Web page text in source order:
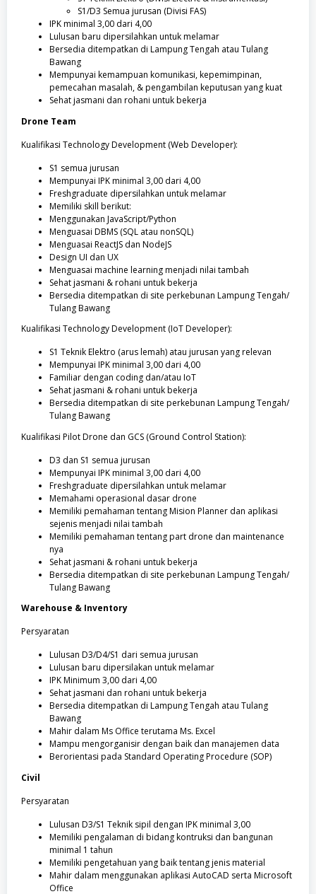
S1/D3 Semua jurusan (Divisi FAS)
IPK minimal 3,00 dari 4,00
Lulusan baru dipersilahkan untuk melamar
Bersedia ditempatkan di Lampung Tengah atau Tulang
Bawang
Mempunyai kemampuan komunikasi, kepemimpinan,
pemecahan masalah, & pengambilan keputusan yang kuat
Sehat jasmani dan rohani untuk bekerja
Drone Team
Kualifikasi Technology Development (Web Developer):
S1 semua jurusan
Mempunyai IPK minimal 3,00 dari 4,00
Freshgraduate dipersilahkan untuk melamar
Memiliki skill berikut:
Menggunakan JavaScript/Python
Menguasai DBMS (SQL atau nonSQL)
Menguasai ReactJS dan NodeJS
Design UI dan UX
Menguasai machine learning menjadi nilai tambah
Sehat jasmani & rohani untuk bekerja
Bersedia ditempatkan di site perkebunan Lampung Tengah/
Tulang Bawang
Kualifikasi Technology Development (IoT Developer):
S1 Teknik Elektro (arus lemah) atau jurusan yang relevan
Mempunyai IPK minimal 3,00 dari 4,00
Familiar dengan coding dan/atau IoT
Sehat jasmani & rohani untuk bekerja
Bersedia ditempatkan di site perkebunan Lampung Tengah/
Tulang Bawang
Kualifikasi Pilot Drone dan GCS (Ground Control Station):
D3 dan S1 semua jurusan
Mempunyai IPK minimal 3,00 dari 4,00
Freshgraduate dipersilahkan untuk melamar
Memahami operasional dasar drone
Memiliki pemahaman tentang Mision Planner dan aplikasi
sejenis menjadi nilai tambah
Memiliki pemahaman tentang part drone dan maintenance
nya
Sehat jasmani & rohani untuk bekerja
Bersedia ditempatkan di site perkebunan Lampung Tengah/
Tulang Bawang
Warehouse & Inventory
Persyaratan
Lulusan D3/D4/S1 dari semua jurusan
Lulusan baru dipersilakan untuk melamar
IPK Minimum 3,00 dari 4,00
Sehat jasmani dan rohani untuk bekerja
Bersedia ditempatkan di Lampung Tengah atau Tulang
Bawang
Mahir dalam Ms Office terutama Ms. Excel
Mampu mengorganisir dengan baik dan manajemen data
Berorientasi pada Standard Operating Procedure (SOP)
Civil
Persyaratan
Lulusan D3/S1 Teknik sipil dengan IPK minimal 3,00
Memiliki pengalaman di bidang kontruksi dan bangunan
minimal 1 tahun
Memiliki pengetahuan yang baik tentang jenis material
Mahir dalam menggunakan aplikasi AutoCAD serta Microsoft
Office